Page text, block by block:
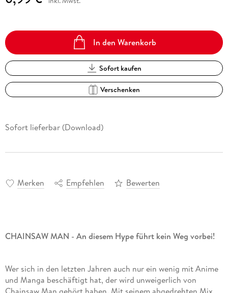
In den Warenkorb
Sofort kaufen
Verschenken
Sofort lieferbar (Download)
Merken Empfehlen Bewerten
CHAINSAW MAN - An diesem Hype führt kein Weg vorbei!
Wer sich in den letzten Jahren auch nur ein wenig mit Anime
und Manga beschäftigt hat, der wird unweigerlich von